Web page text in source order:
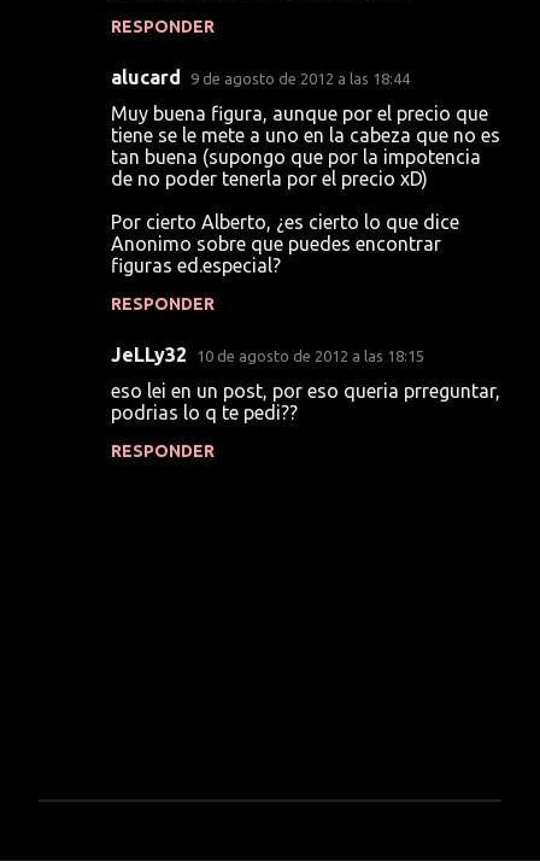
RESPONDER
alucard 9 de agosto de 2012 a las 18:44
Muy buena figura, aunque por el precio que
tiene se le mete a uno en la cabeza que no es
tan buena (supongo que por la impotencia
de no poder tenerla por el precio xD)
Por cierto Alberto, ¿es cierto lo que dice
Anonimo sobre que puedes encontrar
figuras ed.especial?
RESPONDER
JeLLy32 10 de agosto de 2012 a las 18:15
eso lei en un post, por eso queria prreguntar,
podrias lo q te pedi??
RESPONDER